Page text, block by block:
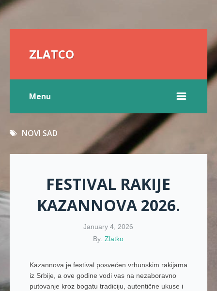
ZLATCO
Menu
NOVI SAD
FESTIVAL RAKIJE
KAZANNOVA 2026.
January 4, 2026
By:Zlatko
Kazannova je festival posvećen vrhunskim rakijama
iz Srbije, a ove godine vodi vas na nezaboravno
putovanje kroz bogatu tradiciju, autentične ukuse i